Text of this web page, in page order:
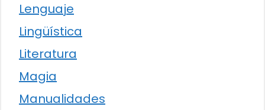
Lenguaje
Lingüística
Literatura
Magia
Manualidades